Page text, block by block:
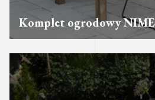
Komplet ogrodowy